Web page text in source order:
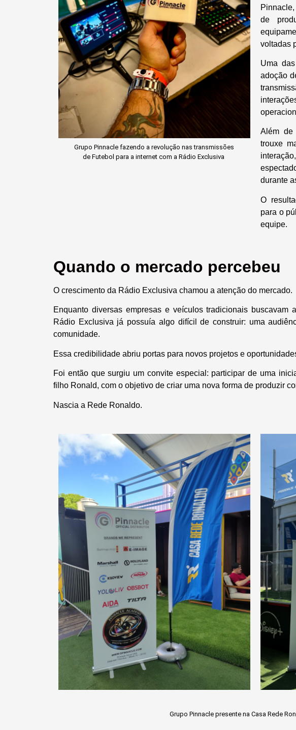
Grupo Pinnacle fazendo a revolução nas transmissões
de Futebol para a internet com a Rádio Exclusiva
de
voltadas
Uma
adoção
Além de
trouxe
durante
O
para o
equipe.
Quando o mercado percebeu
O crescimento da Rádio Exclusiva chamou a atenção do mercado.
Enquanto diversas empresas e veículos tradicionais buscavam
Rádio Exclusiva já possuía algo difícil de construir: uma
comunidade.
Essa credibilidade abriu portas para novos projetos e
Foi então que surgiu um convite especial: participar de uma
filho Ronald, com o objetivo de criar uma nova forma de produzir
Nascia a Rede Ronaldo.
Grupo Pinnacle presente na Casa Rede